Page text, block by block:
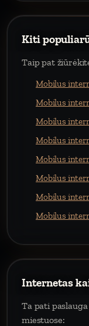
Kiti
Taip pat
Mobilus
Mobilus
Mobilus
Mobilus
Mobilus
Mobilus
Mobilus
Mobilus
Internetas
Ta pati
miestuose: